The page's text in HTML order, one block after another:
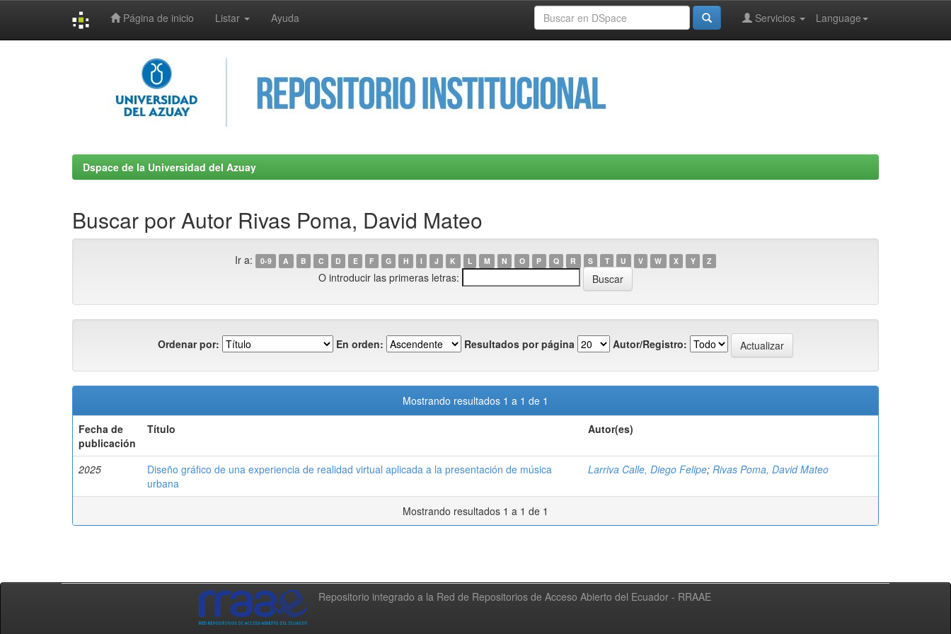
Página de inicio Listar Ayuda Language
Servicios
Dspace de la Universidad del Azuay
Buscar por Autor Rivas Poma, David Mateo
Ir a: 0-9 A B C D E F G H I J K L M N O P Q R S T U V W X Y Z
O introducir las primeras letras:
Ordenar por: En orden: Resultados por página Autor/Registro:
Mostrando resultados 1 a 1 de 1
Fecha de
publicación
Título Autor(es)
2025
Diseño gráfico de una experiencia de realidad virtual aplicada a la presentación de música
urbana
Larriva Calle, Diego Felipe; Rivas Poma, David Mateo
Mostrando resultados 1 a 1 de 1
Repositorio integrado a la Red de Repositorios de Acceso Abierto del Ecuador - RRAAE